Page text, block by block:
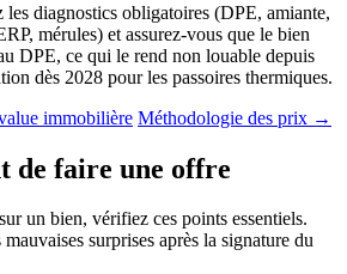
diagnostics obligatoires (DPE, amiante,
mérules) et assurez-vous que le bien
DPE, ce qui le rend non louable depuis
dès 2028 pour les passoires thermiques.
immobilière Méthodologie des prix →
de faire une offre
un bien, vérifiez ces points essentiels.
surprises après la signature du